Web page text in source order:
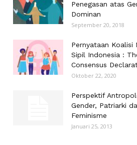
Penegasan atas
Dominan
September 20, 2018
Pernyataan Koalisi
Sipil Indonesia :
Consensus
Oktober 22, 2020
Perspektif
Gender, Patriarki
Feminisme
Januari 25, 2013